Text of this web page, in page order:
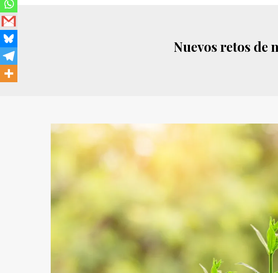
Nuevos retos de